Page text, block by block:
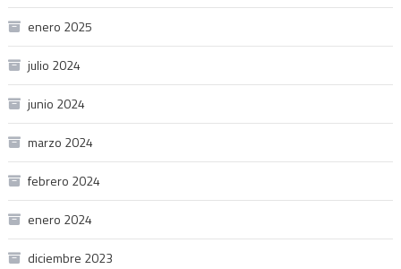
enero 2025
julio 2024
junio 2024
marzo 2024
febrero 2024
enero 2024
diciembre 2023